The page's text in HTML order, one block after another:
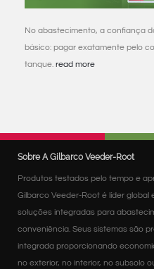
No abastecimento, a confiança
básico: pagar exatamente pelo
tanque. read more
Sobre A Gilbarco Veeder-Root
Produtos testados pelo tempo e
Gilbarco Veeder-Root é líder
soluções integradas para
conveniência. Seus sistemas são
integrada proporcionando
no exterior, no interior, no subsolo